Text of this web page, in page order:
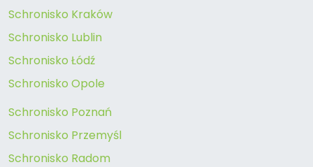
Schronisko Kraków
Schronisko Lublin
Schronisko Łódź
Schronisko Opole
Schronisko Poznań
Schronisko Przemyśl
Schronisko Radom